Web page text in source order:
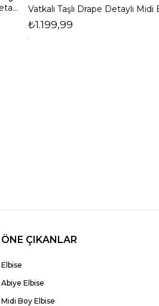
Dökümlü Pelerin Kol Pencere Detaylı Maxi Siyah Arlev Kadın Elbise 26Y511
₺1.199,99
ÖNE ÇIKANLAR
Elbise
Abiye Elbise
Midi Boy Elbise